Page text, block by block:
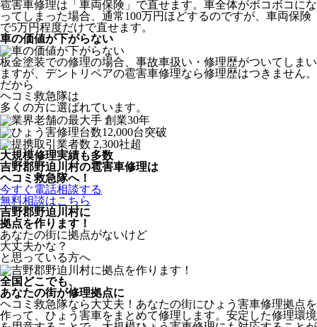
雹害車修理は「車両保険」で直せます。車全体がボコボコにな
ってしまった場合、通常100万円ほどするのですが、車両保険
で5万円程度だけで直せます。
車の価値が下がらない
板金塗装での修理の場合、事故車扱い・修理歴がついてしまい
ますが、デントリペアの雹害車修理なら修理歴はつきません。
だから
ヘコミ救急隊は
多くの方に選ばれています。
大規模修理実績も多数
吉野郡野迫川村の雹害車修理は
ヘコミ救急隊へ！
今すぐ電話相談する
無料相談はこちら
吉野郡野迫川村に
拠点を作ります！
あなたの街に拠点がないけど
大丈夫かな？
と思っている方へ
全国どこでも、
あなたの街が修理拠点に
ヘコミ救急隊なら大丈夫！あなたの街にひょう害車修理拠点を
作って、ひょう害車をまとめて修理します。安定した修理環境